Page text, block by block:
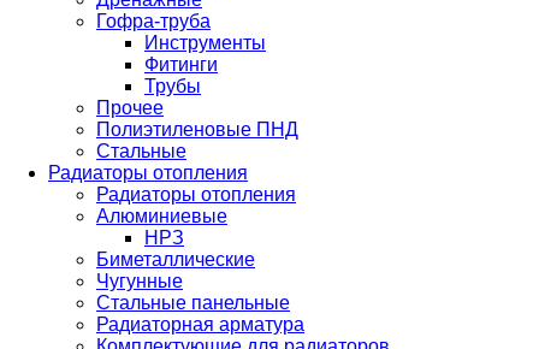
Гофра-труба
Инструменты
Фитинги
Трубы
Прочее
Полиэтиленовые ПНД
Стальные
Радиаторы отопления
Радиаторы отопления
Алюминиевые
НРЗ
Биметаллические
Чугунные
Стальные панельные
Радиаторная арматура